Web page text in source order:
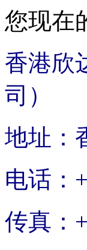
您现在
香港欣
司）
地址：
电话：
传真：